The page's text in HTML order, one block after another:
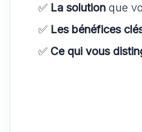
✅ La solution que
✅ Les bénéfices
✅ Ce qui vous